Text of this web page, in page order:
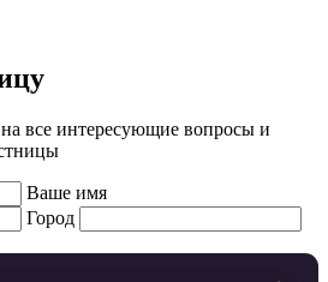
все интересующие вопросы и
Ваше имя
Город